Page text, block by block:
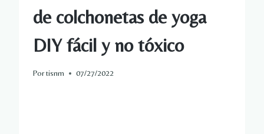
de colchonetas de yoga
DIY fácil y no tóxico
Portisnm 07/27/2022